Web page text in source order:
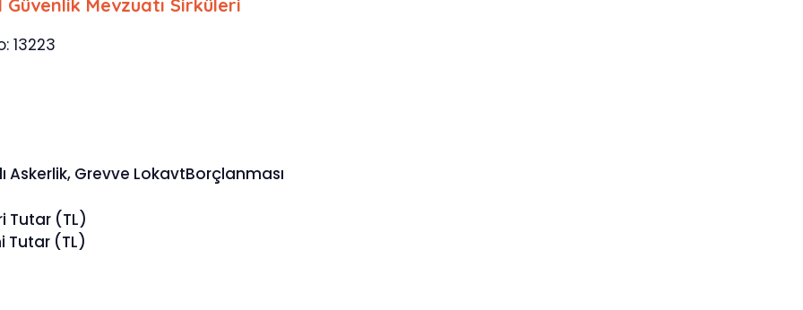
Güvenlik Mevzuatı Sirküleri
13223
Askerlik, Grevve LokavtBorçlanması
Tutar (TL)
Tutar (TL)